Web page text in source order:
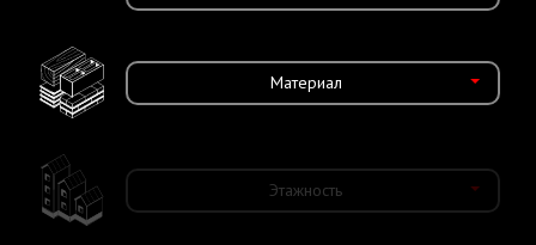
Материал
Этажность